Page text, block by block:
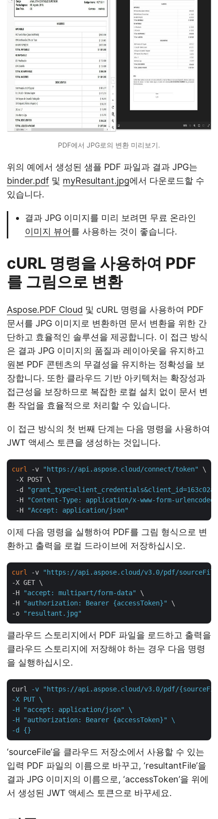
PDF에서 JPG로의 변환 미리보기.
위의 예에서 생성된 샘플 PDF 파일과 결과 JPG는
binder.pdf 및 myResultant.jpg에서 다운로드할 수
있습니다.
결과 JPG 이미지를 미리 보려면 무료 온라인
이미지 뷰어를 사용하는 것이 좋습니다.
cURL 명령을 사용하여 PDF
를 그림으로 변환
Aspose.PDF Cloud 및 cURL 명령을 사용하여 PDF
문서를 JPG 이미지로 변환하면 문서 변환을 위한 간
단하고 효율적인 솔루션을 제공합니다. 이 접근 방식
은 결과 JPG 이미지의 품질과 레이아웃을 유지하고
원본 PDF 콘텐츠의 무결성을 유지하는 정확성을 보
장합니다. 또한 클라우드 기반 아키텍처는 확장성과
접근성을 보장하므로 복잡한 로컬 설치 없이 문서 변
환 작업을 효율적으로 처리할 수 있습니다.
이 접근 방식의 첫 번째 단계는 다음 명령을 사용하여
JWT 액세스 토큰을 생성하는 것입니다.
curl -v "https://api.aspose.cloud/connect/token"
\
-X POST \
-d
-H
"Content-Type: application/x-www-form-urlencoded"
-H
"Accept: application/json"
이제 다음 명령을 실행하여 PDF를 그림 형식으로 변
환하고 출력을 로컬 드라이브에 저장하십시오.
curl -v
"https://api.aspose.cloud/v3.0/pdf/
-X GET \
-H
"accept: multipart/form-data"
\
-H
"authorization: Bearer {accessToken}"
\
-o
"resultant.jpg"
클라우드 스토리지에서 PDF 파일을 로드하고 출력을
클라우드 스토리지에 저장해야 하는 경우 다음 명령
을 실행하십시오.
curl
-v "https://api.aspose.cloud/v3.0/pdf/
-X PUT \
-H "accept: application/json" \
-H "authorization: Bearer {accessToken}" \
-d {}
‘sourceFile’을 클라우드 저장소에서 사용할 수 있는
입력 PDF 파일의 이름으로 바꾸고, ‘resultantFile’을
결과 JPG 이미지의 이름으로, ‘accessToken’을 위에
서 생성된 JWT 액세스 토큰으로 바꾸세요.